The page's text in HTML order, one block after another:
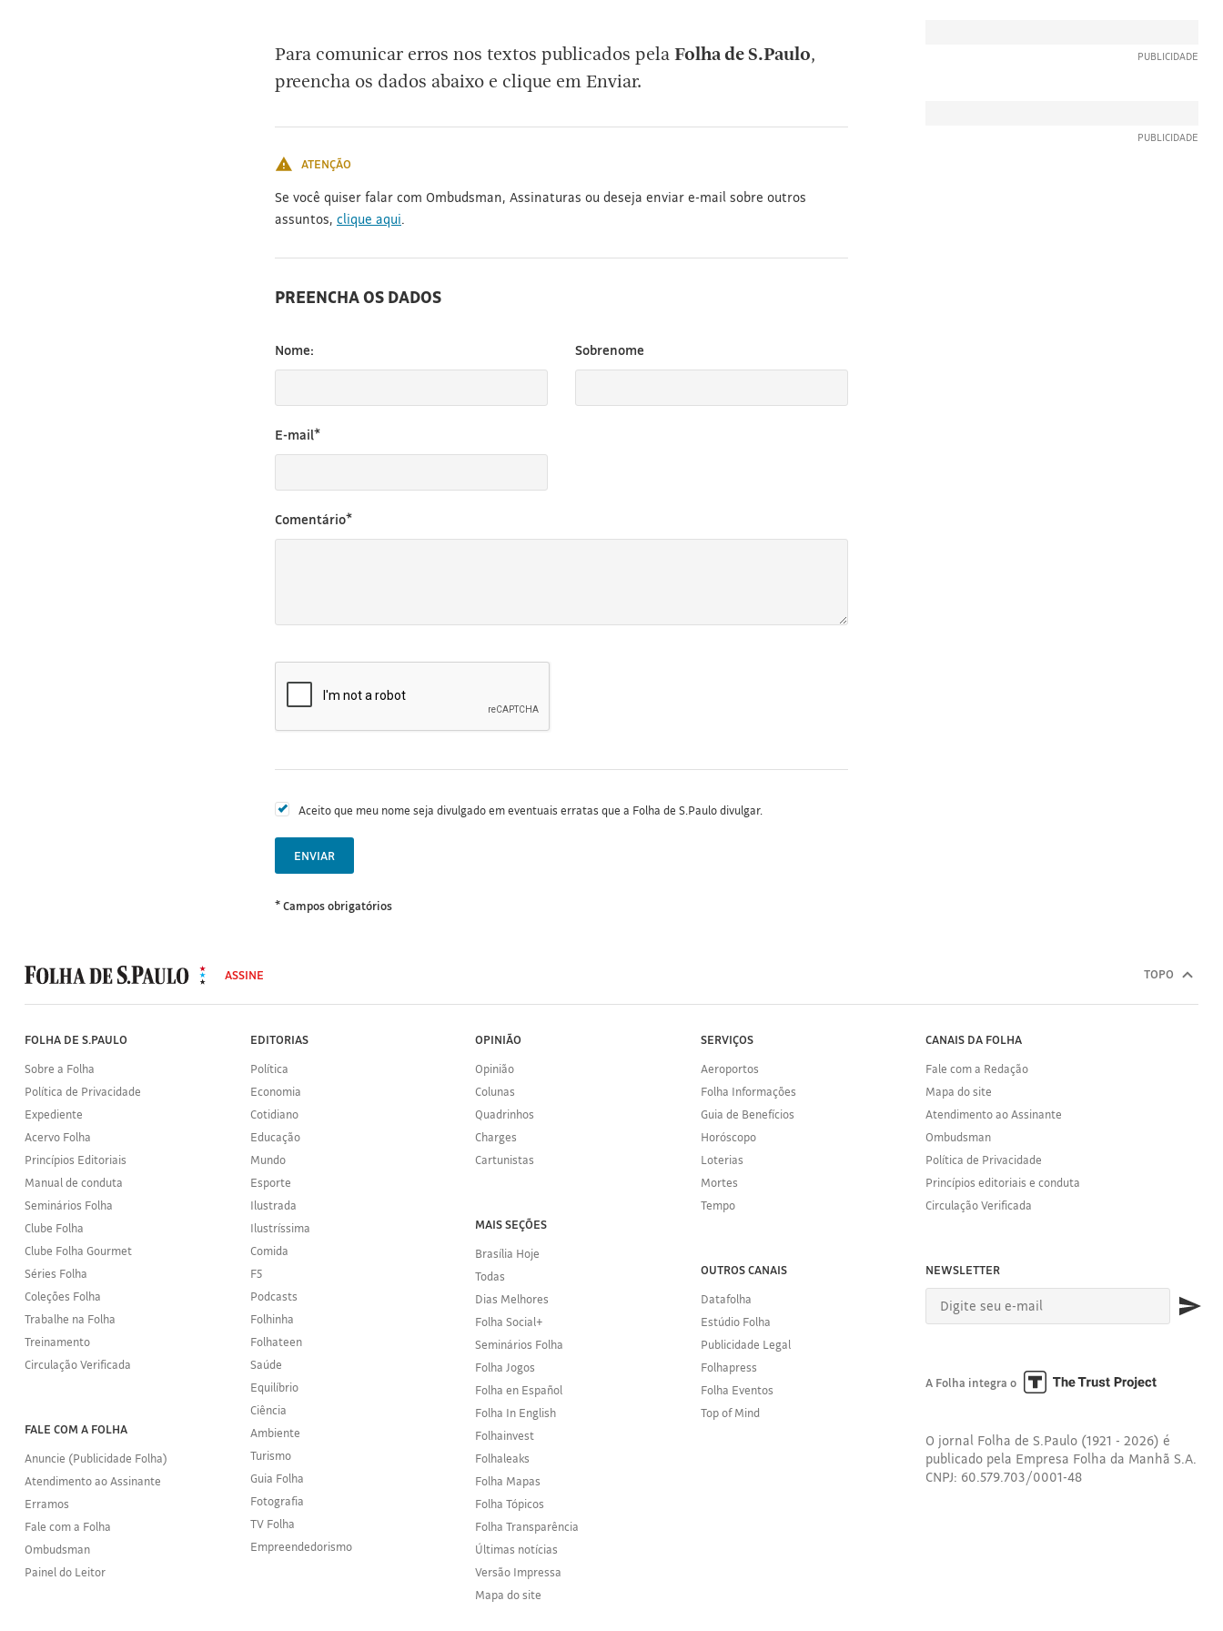
Para comunicar erros nos textos publicados pelaFolha de S.Paulo,
preencha os dados abaixo e clique em Enviar.
ATENÇÃO
Se você quiser falar com Ombudsman, Assinaturas ou deseja enviar e-mail sobre outros
assuntos, clique aqui.
PREENCHA OS DADOS
Nome: Sobrenome
E-mail*
Comentário*
Aceito que meu nome seja divulgado em eventuais erratas que a Folha de S.Paulo divulgar.
ENVIAR
* Campos obrigatórios
Folha
de
S.Paulo
ASSINE TOPO
FOLHA DE S.PAULO
Sobre a Folha
Política de Privacidade
Expediente
Acervo Folha
Princípios Editoriais
Manual de conduta
Seminários Folha
Clube Folha
Clube Folha Gourmet
Séries Folha
Coleções Folha
Trabalhe na Folha
Treinamento
Circulação Verificada
FALE COM A FOLHA
Anuncie (Publicidade Folha)
Atendimento ao Assinante
Erramos
Fale com a Folha
Ombudsman
Painel do Leitor
EDITORIAS
Política
Economia
Cotidiano
Educação
Mundo
Esporte
Ilustrada
Ilustríssima
Comida
F5
Podcasts
Folhinha
Folhateen
Saúde
Equilíbrio
Ciência
Ambiente
Turismo
Guia Folha
Fotografia
TV Folha
Empreendedorismo
OPINIÃO
Opinião
Colunas
Quadrinhos
Charges
Cartunistas
MAIS SEÇÕES
Brasília Hoje
Todas
Dias Melhores
Folha Social+
Seminários Folha
Folha Jogos
Folha en Español
Folha In English
Folhainvest
Folhaleaks
Folha Mapas
Folha Tópicos
Folha Transparência
Últimas notícias
Versão Impressa
Mapa do site
SERVIÇOS
Aeroportos
Folha Informações
Guia de Benefícios
Horóscopo
Loterias
Mortes
Tempo
OUTROS CANAIS
Datafolha
Estúdio Folha
Publicidade Legal
Folhapress
Folha Eventos
Top of Mind
CANAIS DA FOLHA
Fale com a Redação
Mapa do site
Atendimento ao Assinante
Ombudsman
Política de Privacidade
Princípios editoriais e conduta
Circulação Verificada
NEWSLETTER
A Folha integra o
O jornal Folha de S.Paulo (1921 - 2026) é
publicado pela Empresa Folha da Manhã S.A.
CNPJ: 60.579.703/0001-48